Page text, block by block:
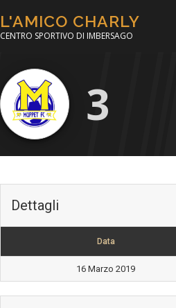
L'AMICO CHARLY
CENTRO SPORTIVO DI IMBERSAGO
3
Dettagli
Data
16 Marzo 2019